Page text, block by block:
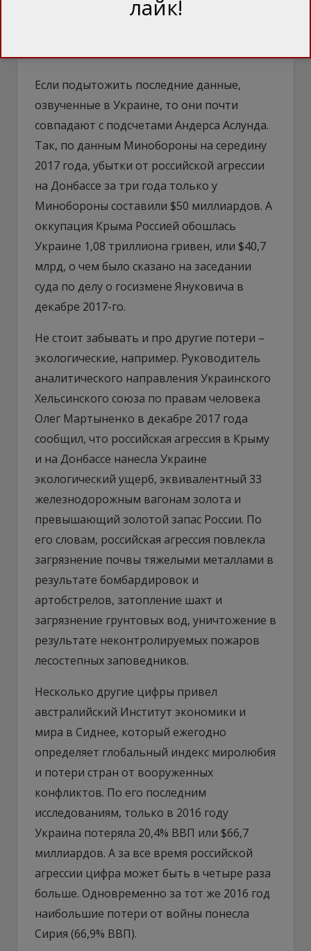
Украина и Андерс Аслунд сошлись в
иного мнения
Если подытожить последние данные,
озвученные в Украине, то они почти
совпадают с подсчетами Андерса Аслунда.
Так, по данным Минобороны на середину
2017 года, убытки от российской агрессии
на Донбассе за три года только у
Минобороны составили $50 миллиардов. А
оккупация Крыма Россией обошлась
Украине 1,08 триллиона гривен, или $40,7
млрд, о чем было сказано на заседании
суда по делу о госизмене Януковича в
декабре 2017-го.
Не стоит забывать и про другие потери –
экологические, например. Руководитель
аналитического направления Украинского
Хельсинского союза по правам человека
Олег Мартыненко в декабре 2017 года
сообщил, что российская агрессия в Крыму
и на Донбассе нанесла Украине
экологический ущерб, эквивалентный 33
железнодорожным вагонам золота и
превышающий золотой запас России. По
его словам, российская агрессия повлекла
загрязнение почвы тяжелыми металлами в
результате бомбардировок и
артобстрелов, затопление шахт и
загрязнение грунтовых вод, уничтожение в
результате неконтролируемых пожаров
лесостепных заповедников.
Несколько другие цифры привел
австралийский Институт экономики и
мира в Сиднее, который ежегодно
определяет глобальный индекс миролюбия
и потери стран от вооруженных
конфликтов. По его последним
исследованиям, только в 2016 году
Украина потеряла 20,4% ВВП или $66,7
миллиардов. А за все время российской
агрессии цифра может быть в четыре раза
больше. Одновременно за тот же 2016 год
наибольшие потери от войны понесла
Сирия (66,9% ВВП).
лайк!